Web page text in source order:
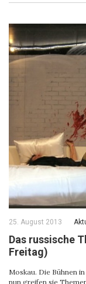
25. August 2013
Das russische
Freitag)
Moskau. Die Bühnen
nun greifen sie